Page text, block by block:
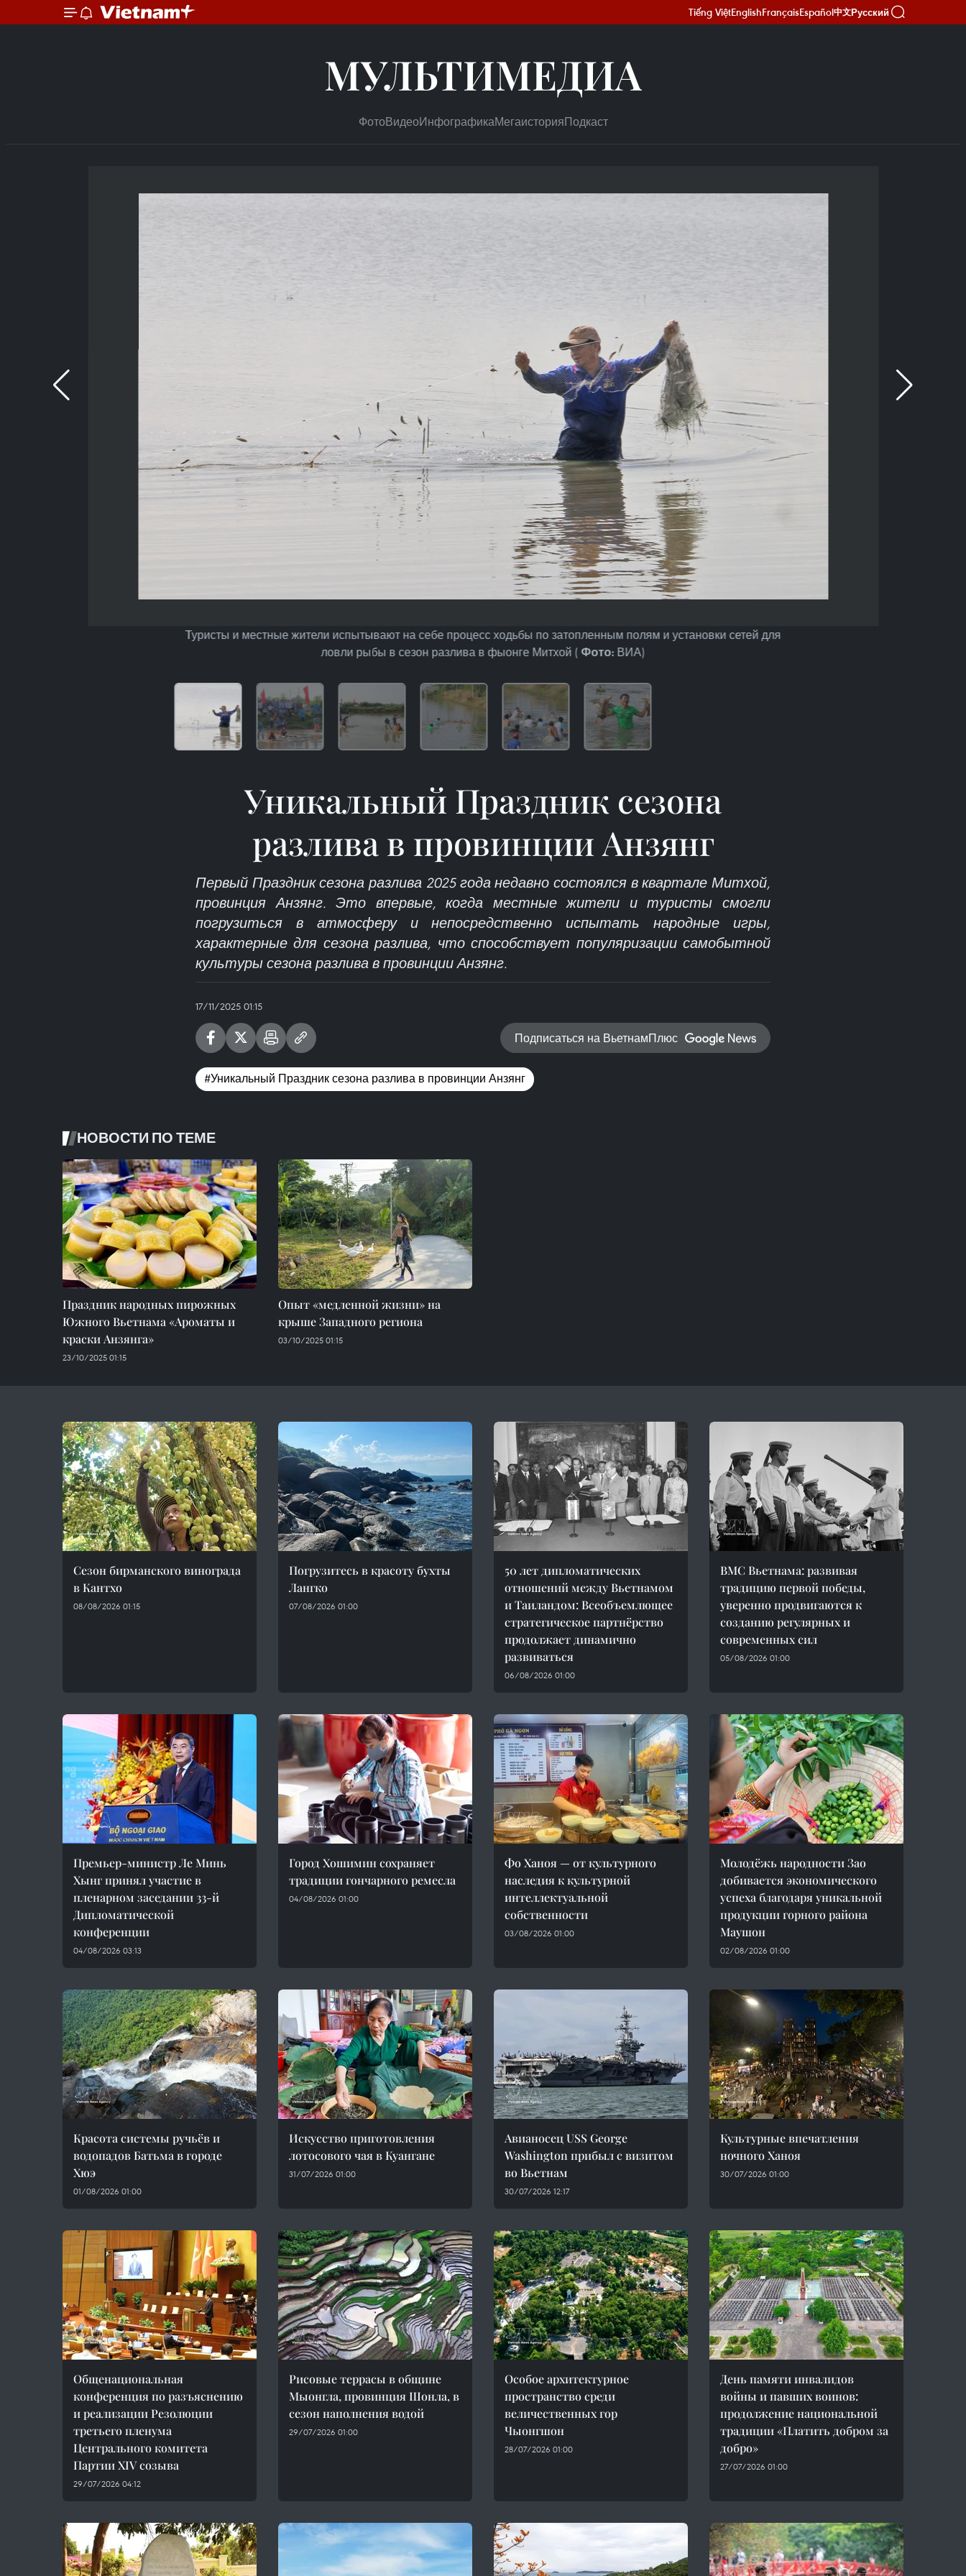
Tiếng ViệtEnglishFrançaisEspañol中文Русский
МУЛЬТИМЕДИА
ФотоВидеоИнфографикаМегаисторияПодкаст
Туристы и местные жители испытывают на себе процесс ходьбы по затопленным полям и установки сетей для
ловли рыбы в сезон разлива в фыонге Митхой ( Фото: ВИА)
Уникальный Праздник сезона
разлива в провинции Анзянг
Первый Праздник сезона разлива 2025 года недавно состоялся в квартале Митхой,
провинция Анзянг. Это впервые, когда местные жители и туристы смогли
погрузиться в атмосферу и непосредственно испытать народные игры,
характерные для сезона разлива, что способствует популяризации самобытной
культуры сезона разлива в провинции Анзянг.
17/11/2025 01:15
Подписаться на ВьетнамПлюс
#Уникальный Праздник сезона разлива в провинции Анзянг
НОВОСТИ ПО ТЕМЕ
Праздник народных пирожных
Южного Вьетнама «Ароматы и
краски Анзянга»
23/10/2025 01:15
Опыт «медленной жизни» на
крыше Западного региона
03/10/2025 01:15
Сезон бирманского винограда
в Кантхо
08/08/2026 01:15
Погрузитесь в красоту бухты
Лангко
07/08/2026 01:00
50 лет дипломатических
отношений между Вьетнамом
и Таиландом: Всеобъемлющее
стратегическое партнёрство
продолжает динамично
развиваться
06/08/2026 01:00
ВМС Вьетнама: развивая
традицию первой победы,
уверенно продвигаются к
созданию регулярных и
современных сил
05/08/2026 01:00
Премьер-министр Ле Минь
Хынг принял участие в
пленарном заседании 33-й
Дипломатической
конференции
04/08/2026 03:13
Город Хошимин сохраняет
традиции гончарного ремесла
04/08/2026 01:00
Фо Ханоя — от культурного
наследия к культурной
интеллектуальной
собственности
03/08/2026 01:00
Молодёжь народности Зао
добивается экономического
успеха благодаря уникальной
продукции горного района
Маушон
02/08/2026 01:00
Красота системы ручьёв и
водопадов Батьма в городе
Хюэ
01/08/2026 01:00
Искусство приготовления
лотосового чая в Куангане
31/07/2026 01:00
Авианосец USS George
Washington прибыл с визитом
во Вьетнам
30/07/2026 12:17
Культурные впечатления
ночного Ханоя
30/07/2026 01:00
Общенациональная
конференция по разъяснению
и реализации Резолюции
третьего пленума
Центрального комитета
Партии XIV созыва
29/07/2026 04:12
Рисовые террасы в общине
Мыонгла, провинция Шонла, в
сезон наполнения водой
29/07/2026 01:00
Особое архитектурное
пространство среди
величественных гор
Чыонгшон
28/07/2026 01:00
День памяти инвалидов
войны и павших воинов:
продолжение национальной
традиции «Платить добром за
добро»
27/07/2026 01:00